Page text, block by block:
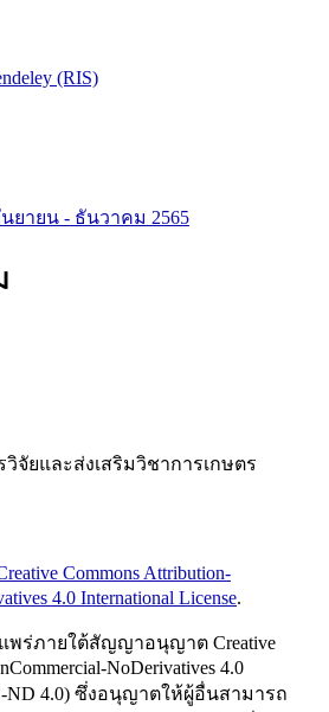
(RIS)
ยายน - ธันวาคม 2565
วิจัยและส่งเสริมวิชาการเกษตร
Commons Attribution-
4.0 International License.
พร่ภายใต้สัญญาอนุญาต Creative
NoDerivatives 4.0
ND 4.0) ซึ่งอนุญาตให้ผู้อื่นสามารถ